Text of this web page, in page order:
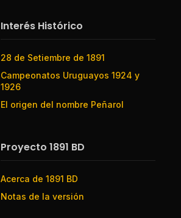
Interés Histórico
28 de Setiembre de 1891
Campeonatos Uruguayos 1924 y
1926
El origen del nombre Peñarol
Proyecto 1891 BD
Acerca de 1891 BD
Notas de la versión